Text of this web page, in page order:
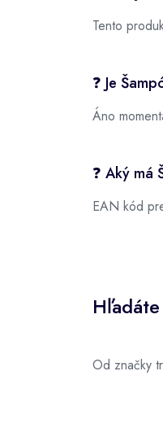
Tento
❓ Je
Áno
❓ Aký
EAN kód
Od značky